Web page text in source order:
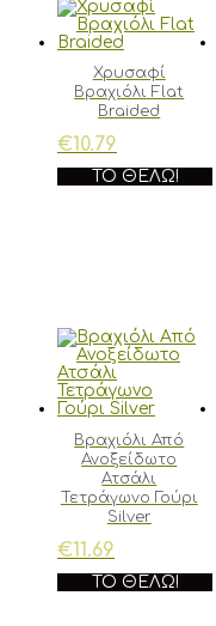
Χρυσαφί
Βραχιόλι Flat
Braided
€10.79
ΤΟ ΘΈΛΩ!
Βραχιόλι Από
Ανοξείδωτο
Ατσάλι
Τετράγωνο Γούρι
Silver
€11.69
ΤΟ ΘΈΛΩ!